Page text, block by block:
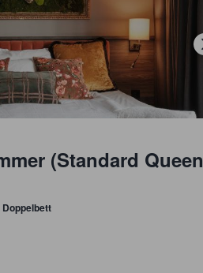
(Standard Queen
Doppelbett